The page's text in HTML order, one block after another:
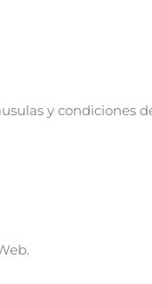
y condiciones